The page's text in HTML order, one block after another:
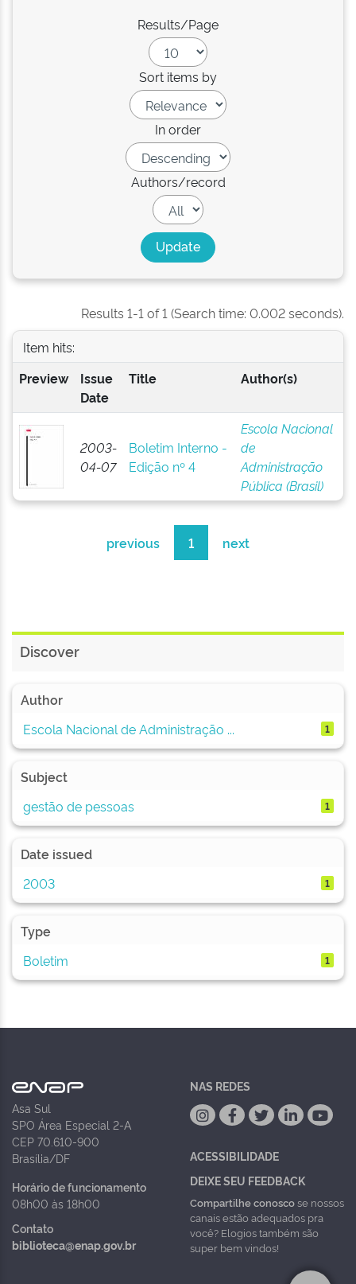
Results/Page
Sort items by
In order
Authors/record
Results 1-1 of 1 (Search time: 0.002 seconds).
Item hits:
Preview
Issue
Date
Title Author(s)
2003-
04-07
Boletim Interno -
Edição nº 4
Escola Nacional
de
Administração
Pública (Brasil)
previous 1 next
Discover
Author
Escola Nacional de Administração ...
1
Subject
gestão de pessoas
1
Date issued
2003
1
Type
Boletim
1
Asa Sul
SPO Área Especial 2-A
CEP 70.610-900
Brasília/DF
Horário de funcionamento
08h00 às 18h00
Contato
biblioteca@enap.gov.br
NAS REDES
ACESSIBILIDADE
DEIXE SEU FEEDBACK
Compartilhe conoscose nossos
canais estão adequados pra
você? Elogios também são
super bem vindos!